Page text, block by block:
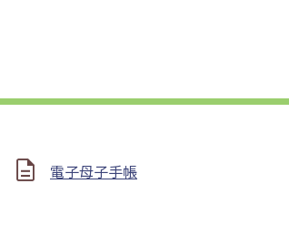
電子母子手帳